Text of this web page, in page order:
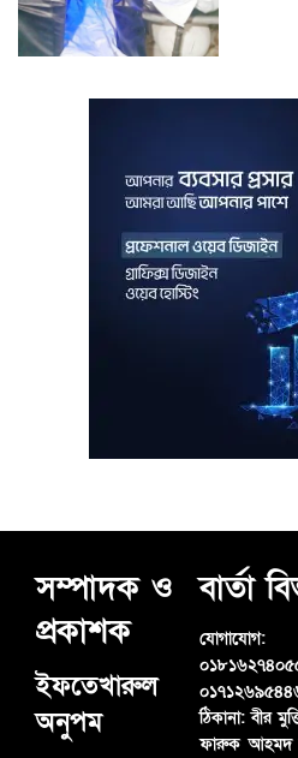
সম্পাদক ও
প্রকাশক
ইফতেখারুল
অনুপম
বার্তা
যোগাযোগ:
ঠিকানা:বীর
ফারুক আহমদ